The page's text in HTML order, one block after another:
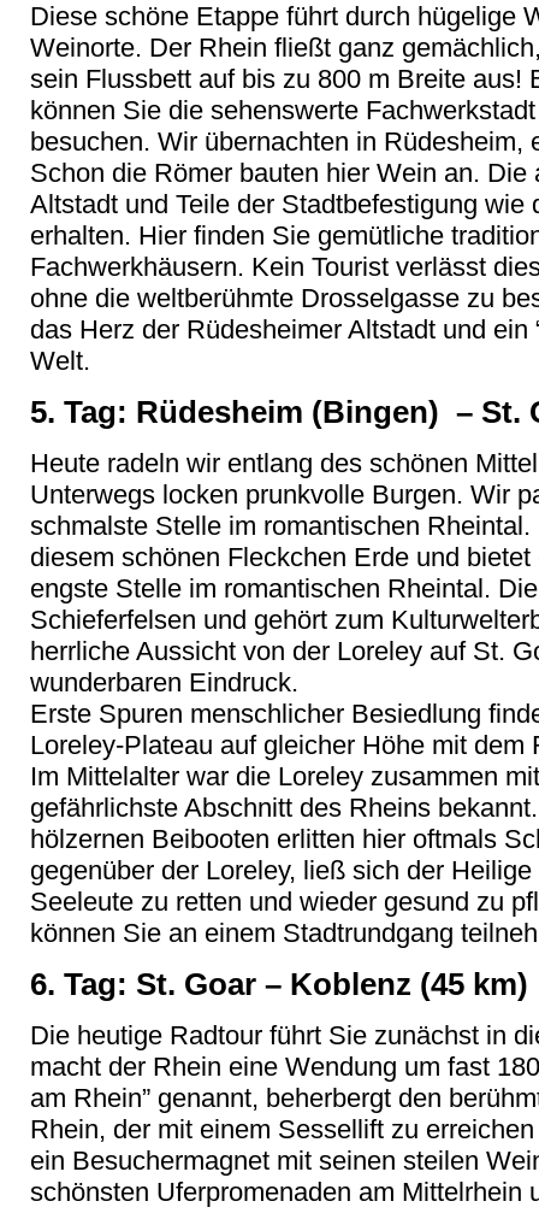
Diese schöne Etappe führt durch hügelige
Weinorte. Der Rhein fließt ganz
sein Flussbett auf bis zu 800 m Breite aus!
können Sie die sehenswerte
besuchen. Wir übernachten in
Schon die Römer bauten hier Wein an.
Altstadt und Teile der Stadtbefestigung wie
erhalten. Hier finden Sie gemütliche
Fachwerkhäusern. Kein Tourist verlässt
ohne die weltberühmte Drosselgasse zu
das Herz der Rüdesheimer Altstadt und ein
Welt.
5. Tag: Rüdesheim (Bingen) – St.
Heute radeln wir entlang des schönen
Unterwegs locken prunkvolle Burgen. Wir
schmalste Stelle im romantischen
diesem schönen Fleckchen Erde und
engste Stelle im romantischen Rheintal.
Schieferfelsen und gehört zum
herrliche Aussicht von der Loreley auf St.
wunderbaren Eindruck.
Erste Spuren menschlicher Besiedlung
Loreley-Plateau auf gleicher Höhe mit dem
Im Mittelalter war die Loreley zusammen
gefährlichste Abschnitt des Rheins
hölzernen Beibooten erlitten hier oftmals
gegenüber der Loreley, ließ sich der
Seeleute zu retten und wieder gesund zu
können Sie an einem Stadtrundgang
6. Tag: St. Goar – Koblenz (45 km)
Die heutige Radtour führt Sie zunächst in
macht der Rhein eine Wendung um fast
am Rhein” genannt, beherbergt den
Rhein, der mit einem Sessellift zu
ein Besuchermagnet mit seinen steilen
schönsten Uferpromenaden am Mittelrhein